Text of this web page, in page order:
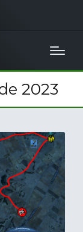
2023